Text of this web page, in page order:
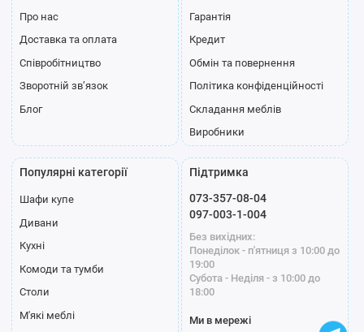
Про нас
Доставка та оплата
Співробітництво
Зворотній зв’язок
Блог
Гарантія
Кредит
Обмін та повернення
Політика конфіденційності
Складання меблів
Виробники
Популярні категорії
Шафи купе
Дивани
Кухні
Комоди та тумби
Столи
М'які меблі
Підтримка
073-357-08-04
097-003-1-004
Без вихідних:
Понеділок - п'ятниця з 10:00 до
19:00
Субота - Неділя - з 10:00 до
18:00
Ми в мережі